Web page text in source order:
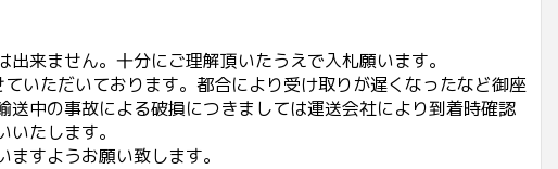
来ません。十分にご理解頂いたうえで入札願います。
いただいております。都合により受け取りが遅くなったなど御座
中の事故による破損につきましては運送会社により到着時確認
たします。
すようお願い致します。